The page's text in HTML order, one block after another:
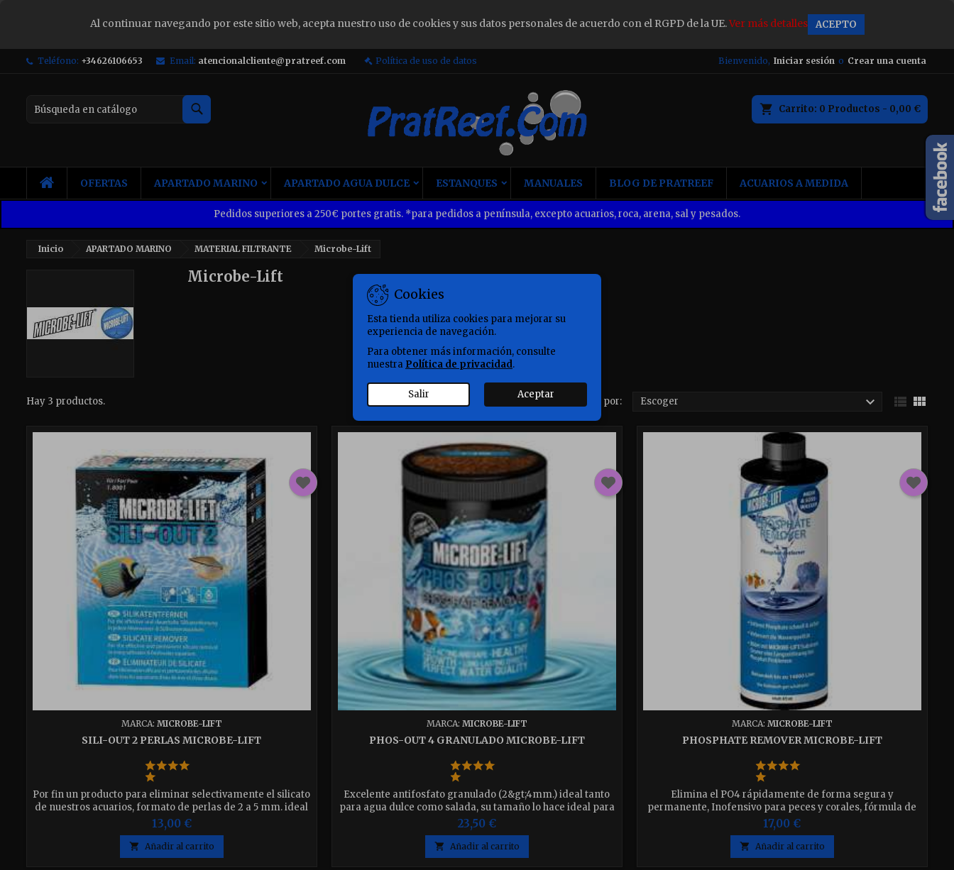
Al continuar navegando por este sitio web, acepta nuestro uso de cookies y sus datos personales de acuerdo con el RGPD de la UE.Ver más detalles ACEPTO
Teléfono: +34626106653 Email: atencionalcliente@pratreef.com Política de uso de datos Bienvenido, Iniciar sesión o Crear una cuenta
Carrito 0 Productos - 0,00 €
INICIOOFERTAS APARTADO MARINO APARTADO AGUA DULCE ESTANQUES MANUALES BLOG DE PRATREEF ACUARIOS A MEDIDA
Pedidos superiores a 250€ portes gratis. *para pedidos a península, excepto acuarios, roca, arena, sal y pesados.
Inicio APARTADO MARINO MATERIAL FILTRANTE Microbe-Lift
Microbe-Lift
Hay 3 productos. Ordenar por: Escoger   
MARCA: MICROBE-LIFT
SILI-OUT 2 PERLAS MICROBE-LIFT
Por fin un producto para eliminar selectivamente el silicato
de nuestros acuarios, formato de perlas de 2 a 5 mm. ideal
para reactores fluidizados. Disponible en 500ml y 1000ml
elija el que desee
13,00 €
 Añadir al carrito
MARCA: MICROBE-LIFT
PHOS-OUT 4 GRANULADO MICROBE-LIFT
Excelente antifosfato granulado (2&gt;4mm.) ideal tanto
para agua dulce como salada, su tamaño lo hace ideal para
usar en reactores fluidizados. Disponible en 500ml y
1000ml elija el que desee
23,50 €
 Añadir al carrito
MARCA: MICROBE-LIFT
PHOSPHATE REMOVER MICROBE-LIFT
Elimina el PO4 rápidamente de forma segura y
permanente, Inofensivo para peces y corales, fórmula de
polímeros orgánicos, no afecta al valor del pH. Disponible
en 236ml y 473ml elija el que desee
17,00 €
 Añadir al carrito
Cookies
Esta tienda utiliza cookies para mejorar su
experiencia de navegación.
Para obtener más información, consulte
nuestra Política de privacidad.
Salir Aceptar
×